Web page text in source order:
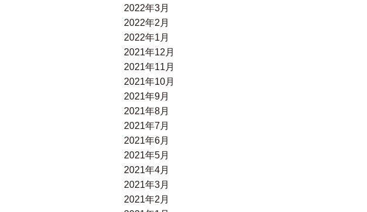
2022年3月
2022年2月
2022年1月
2021年12月
2021年11月
2021年10月
2021年9月
2021年8月
2021年7月
2021年6月
2021年5月
2021年4月
2021年3月
2021年2月